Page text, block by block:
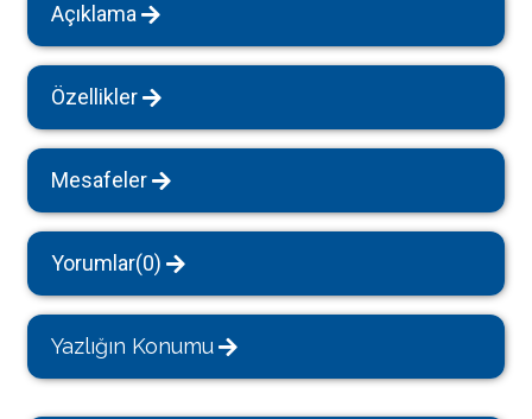
Açıklama
Özellikler
Mesafeler
Yorumlar(0)
Yazlığın Konumu